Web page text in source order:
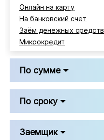
Онлайн на карту
На банковский счет
Заём денежных средств
Микрокредит
По сумме
По сроку
Заемщик